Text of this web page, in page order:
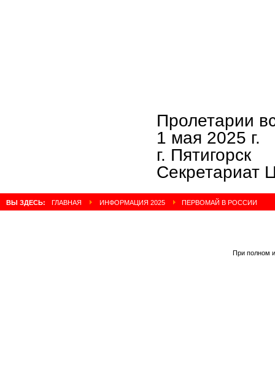
Пролетарии
1 мая 2025 г.
г. Пятигорск
Секретариат
ВЫ ЗДЕСЬ: ГЛАВНАЯ ИНФОРМАЦИЯ 2025 ПЕРВОМАЙ В РОССИИ
При полном